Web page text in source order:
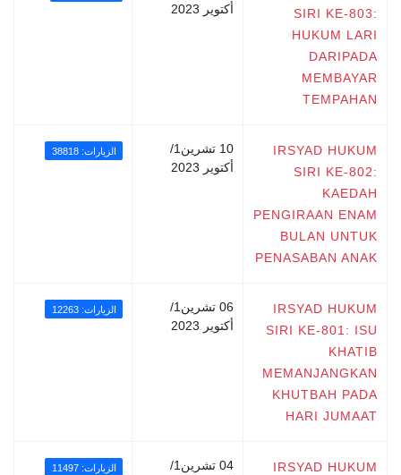
SIRI KE-803:
HUKUM LARI
DARIPADA
MEMBAYAR
TEMPAHAN
أكتوير 2023
IRSYAD HUKUM
SIRI KE-802:
KAEDAH
PENGIRAAN ENAM
BULAN UNTUK
PENASABAN ANAK
10 تشرين1/
أكتوير 2023
الزيارات: 38818
IRSYAD HUKUM
SIRI KE-801: ISU
KHATIB
MEMANJANGKAN
KHUTBAH PADA
HARI JUMAAT
06 تشرين1/
أكتوير 2023
الزيارات: 12263
IRSYAD HUKUM
04 تشرين1/
الزيارات: 11497